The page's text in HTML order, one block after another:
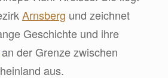
Arnsberg und zeichnet
Geschichte und ihre
an der Grenze zwischen
aus.